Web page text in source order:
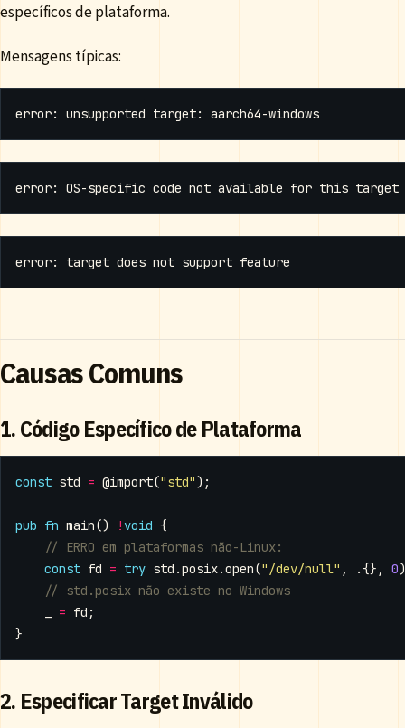
específicos de plataforma.
Mensagens típicas:
Causas Comuns
1. Código Específico de Plataforma
const std = @import("std" );
pub fn main() ! void {
const fd = try std .posix.open("/dev/null" , .{}, 0
= fd ;
}
2. Especificar Target Inválido